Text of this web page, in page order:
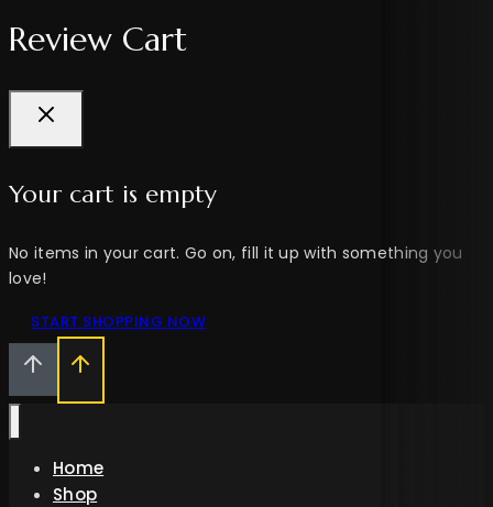
Review Cart
Your cart is empty
No items in your cart. Go on, fill it up with something you
love!
START SHOPPING NOW
Home
Shop